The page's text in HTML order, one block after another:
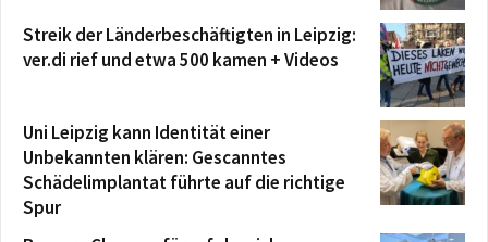
Streik der Länderbeschäftigten in Leipzig:
ver.di rief und etwa 500 kamen + Videos
Uni Leipzig kann Identität einer
Unbekannten klären: Gescanntes
Schädelimplantat führte auf die richtige
Spur